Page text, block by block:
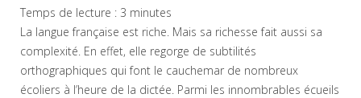
Temps de lecture : 3 minutes
La langue française est riche. Mais sa richesse fait aussi sa
complexité. En effet, elle regorge de subtilités
orthographiques qui font le cauchemar de nombreux
écoliers à l’heure de la dictée. Parmi les innombrables écueils